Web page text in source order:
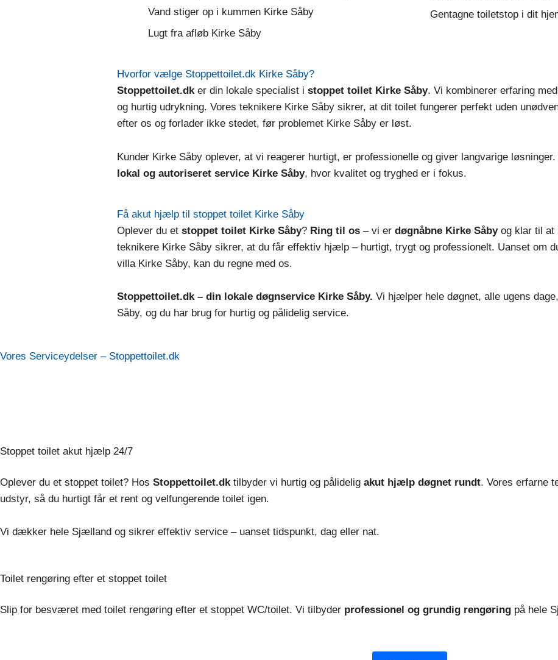
Vand stiger op i kummen Kirke Såby
Lugt fra afløb Kirke Såby
Gentagne toiletstop i dit
Hvorfor vælge Stoppettoilet.dk Kirke Såby?
Stoppettoilet.dker din lokale specialist i stoppet toilet Kirke Såby. Vi kombinerer erfaring med
og hurtig udrykning. Vores teknikere Kirke Såby sikrer, at dit toilet fungerer perfekt uden
efter os og forlader ikke stedet, før problemet Kirke Såby er løst.
Kunder Kirke Såby oplever, at vi reagerer hurtigt, er professionelle og giver langvarige
lokal og autoriseret service Kirke Såby, hvor kvalitet og tryghed er i fokus.
Få akut hjælp til stoppet toilet Kirke Såby
Oplever du et stoppet toilet Kirke Såby? Ring til os – vi er døgnåbne Kirke Såbyog klar til at
teknikere Kirke Såby sikrer, at du får effektiv hjælp – hurtigt, trygt og professionelt. Uanset om
villa Kirke Såby, kan du regne med os.
Stoppettoilet.dk – din lokale døgnservice Kirke Såby. Vi hjælper hele døgnet, alle ugens
Såby, og du har brug for hurtig og pålidelig service.
Vores Serviceydelser – Stoppettoilet.dk​
Stoppet toilet akut hjælp 24/7​​
Oplever du et stoppet toilet? Hos Stoppettoilet.dktilbyder vi hurtig og pålidelig akut hjælp døgnet rundt. Vores erfarne
udstyr, så du hurtigt får et rent og velfungerende toilet igen.
Vi dækker hele Sjælland og sikrer effektiv service – uanset tidspunkt, dag eller nat.
Toilet rengøring efter et stoppet toilet​
Slip for besværet med toilet rengøring efter et stoppet WC/toilet. Vi tilbyder professionel og grundig rengøring på hele